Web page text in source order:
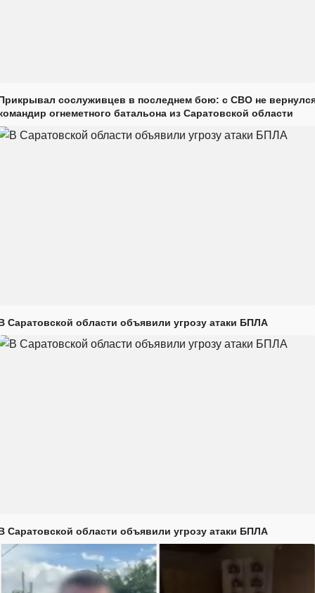
сослуживцев в последнем бою: с СВО не
огнеметного батальона из Саратовской области
Саратовской области объявили угрозу атаки БПЛА
Саратовской области объявили угрозу атаки БПЛА